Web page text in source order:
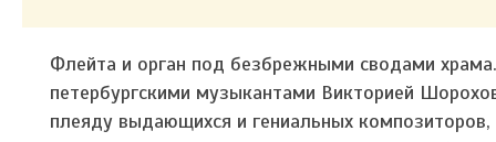
Флейта и орган под безбрежными сводами
петербургскими музыкантами Викторией
плеяду выдающихся и гениальных